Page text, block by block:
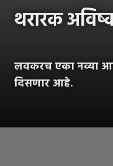
थरारक
लवकरच एका नव्या
दिसणार आहे.